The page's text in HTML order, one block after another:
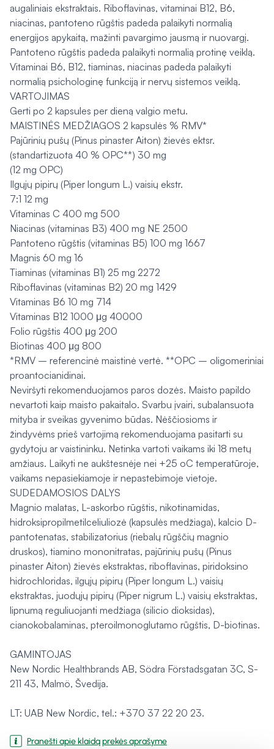
augaliniais ekstraktais. Riboflavinas, vitaminai B12, B6,
niacinas, pantoteno rūgštis padeda palaikyti normalią
energijos apykaitą, mažinti pavargimo jausmą ir nuovargį.
Pantoteno rūgštis padeda palaikyti normalią protinę veiklą.
Vitaminai B6, B12, tiaminas, niacinas padeda palaikyti
normalią psichologinę funkciją ir nervų sistemos veiklą.
VARTOJIMAS
Gerti po 2 kapsules per dieną valgio metu.
MAISTINĖS MEDŽIAGOS 2 kapsulės % RMV*
Pajūrinių pušų (Pinus pinaster Aiton) žievės ektsr.
(standartizuota 40 % OPC**) 30 mg
(12 mg OPC)
Ilgųjų pipirų (Piper longum L.) vaisių ekstr.
7:1 12 mg
Vitaminas C 400 mg 500
Niacinas (vitaminas B3) 400 mg NE 2500
Pantoteno rūgštis (vitaminas B5) 100 mg 1667
Magnis 60 mg 16
Tiaminas (vitaminas B1) 25 mg 2272
Riboflavinas (vitaminas B2) 20 mg 1429
Vitaminas B6 10 mg 714
Vitaminas B12 1000 μg 40000
Folio rūgštis 400 μg 200
Biotinas 400 μg 800
*RMV – referencinė maistinė vertė. **OPC – oligomeriniai
proantocianidinai.
Neviršyti rekomenduojamos paros dozės. Maisto papildo
nevartoti kaip maisto pakaitalo. Svarbu įvairi, subalansuota
mityba ir sveikas gyvenimo būdas. Nėščiosioms ir
žindyvėms prieš vartojimą rekomenduojama pasitarti su
gydytoju ar vaistininku. Netinka vartoti vaikams iki 18 metų
amžiaus. Laikyti ne aukštesnėje nei +25 oC temperatūroje,
vaikams nepasiekiamoje ir nepastebimoje vietoje.
SUDEDAMOSIOS DALYS
Magnio malatas, L-askorbo rūgštis, nikotinamidas,
hidroksipropilmetilceliuliozė (kapsulės medžiaga), kalcio D-
pantotenatas, stabilizatorius (riebalų rūgščių magnio
druskos), tiamino mononitratas, pajūrinių pušų (Pinus
pinaster Aiton) žievės ekstraktas, riboflavinas, piridoksino
hidrochloridas, ilgųjų pipirų (Piper longum L.) vaisių
ekstraktas, juodųjų pipirų (Piper nigrum L.) vaisių ekstraktas,
lipnumą reguliuojanti medžiaga (silicio dioksidas),
cianokobalaminas, pteroilmonoglutamo rūgštis, D-biotinas.
GAMINTOJAS
New Nordic Healthbrands AB, Södra Förstadsgatan 3C, S-
211 43, Malmö, Švedija.
LT: UAB New Nordic, tel.: +370 37 22 20 23.
Pranešti apie klaidą prekės aprašyme